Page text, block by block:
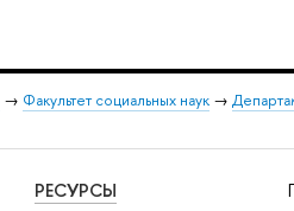
→ Факультет социальных наук →
РЕСУРСЫ